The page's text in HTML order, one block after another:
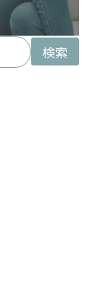
検索